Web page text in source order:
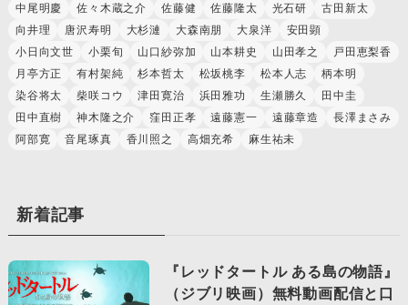
中尾明慶
佐々木蔵之介 佐藤健 佐藤隆太 光石研
古田新太
向井理
唐沢寿明 大杉漣 大森南朋 大泉洋
安田顕
小日向文世
小栗旬 山口紗弥加 山本耕史 山田孝之
戸田恵梨香
月亭方正
有村架純 杉本哲太 松坂桃李 松本人志
柄本明
染谷将太
柴咲コウ 津田寛治 浜田雅功 生瀬勝久
田中圭
田中直樹
神木隆之介 窪田正孝 遠藤憲一 遠藤章造
長澤まさみ
阿部寛
音尾琢真 香川照之 高畑充希 麻生祐未
新着記事
『レッドタートル ある島の物語』
（ジブリ映画）無料動画配信と口